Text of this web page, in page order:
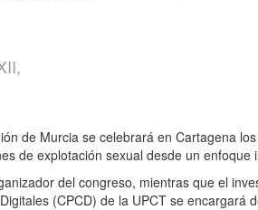
de Murcia se celebrará en Cartagena
de explotación sexual desde un enfoque
del congreso, mientras que el
(CPCD) de la UPCT se encargará